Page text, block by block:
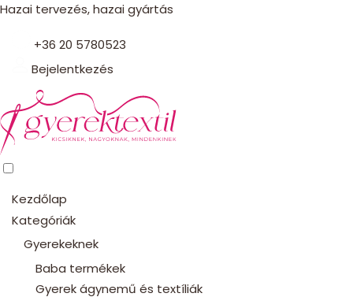
Hazai tervezés, hazai gyártás
+36 20 5780523
Bejelentkezés
Kezdőlap
Kategóriák
Gyerekeknek
Baba termékek
Gyerek ágynemű és textíliák